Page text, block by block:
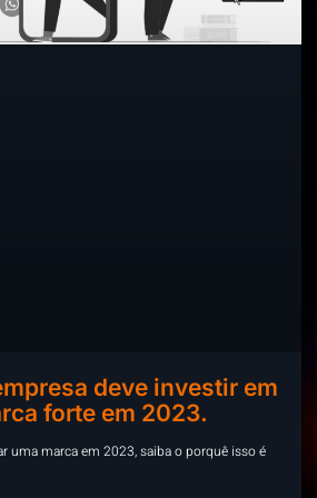
deve investir em
forte em 2023.
uma marca em 2023, saiba o porquê isso é